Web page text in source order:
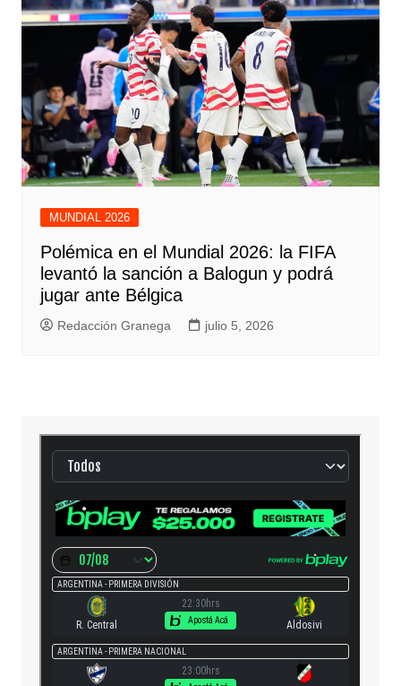
MUNDIAL 2026
Polémica en el Mundial 2026: la FIFA
levantó la sanción a Balogun y podrá
jugar ante Bélgica
Redacción Granega julio 5, 2026